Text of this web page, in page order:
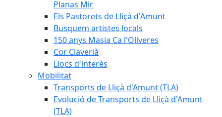
Planas Mir
Els Pastorets de Lliçà d'Amunt
Busquem artistes locals
150 anys Masia Ca l'Oliveres
Cor Claverià
Llocs d'interès
Mobilitat
Transports de Lliçà d'Amunt (TLA)
Evolució de Transports de Lliçà d'Amunt
(TLA)